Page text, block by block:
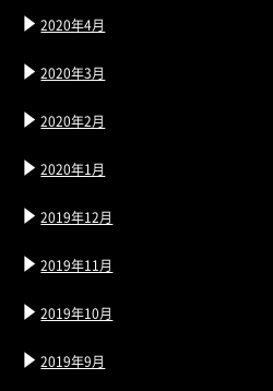
2020年4月
2020年3月
2020年2月
2020年1月
2019年12月
2019年11月
2019年10月
2019年9月